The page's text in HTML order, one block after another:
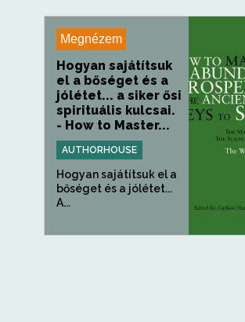
Megnézem
Hogyan sajátítsuk
el a bőséget és a
jólétet... a siker ősi
spirituális kulcsai.
- How to Master...
AUTHORHOUSE
Hogyan sajátítsuk el a
bőséget és a jólétet...
A...